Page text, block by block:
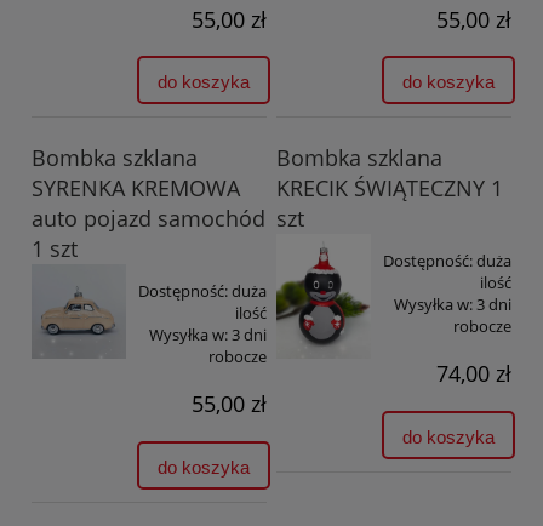
55,00 zł
do koszyka
55,00 zł
do koszyka
Bombka szklana
SYRENKA KREMOWA
auto pojazd samochód
1 szt
Dostępność:duża
ilość
Wysyłka w:3 dni
robocze
55,00 zł
do koszyka
Bombka szklana
KRECIK ŚWIĄTECZNY 1
szt
Dostępność:duża
ilość
Wysyłka w:3 dni
robocze
74,00 zł
do koszyka